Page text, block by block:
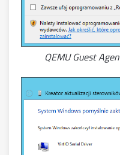
QEMU Guest